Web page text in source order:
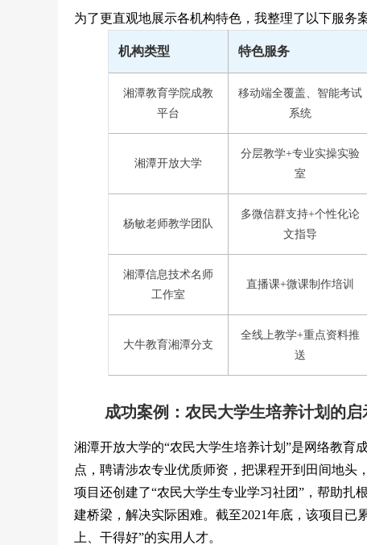
为了更直观地展示各机构特色，我整理了以下服务
机构类型 特色服务
湘潭教育学院成教
平台
移动端全覆盖、智能考试
系统
湘潭开放大学
分层教学+专业实操实验
室
杨敏老师教学团队
多微信群支持+个性化论
文指导
湘潭信息技术名师
工作室
直播课+微课制作培训
大牛教育湘潭分支
全线上教学+重点资料推
送
成功案例：农民大学生培养计划的启
湘潭开放大学的“农民大学生培养计划”是网络教育
点，聘请涉农专业优质师资，把课程开到田间地头
项目还创建了“农民大学生专业学习社团”，帮助扎
建桥梁，解决实际困难。截至2021年底，该项目已
上、干得好”的实用人才。